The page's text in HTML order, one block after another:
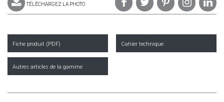
TÉLÉCHARGEZ LA PHOTO
Fiche produit (PDF) Cahier technique
Autres articles de la gamme